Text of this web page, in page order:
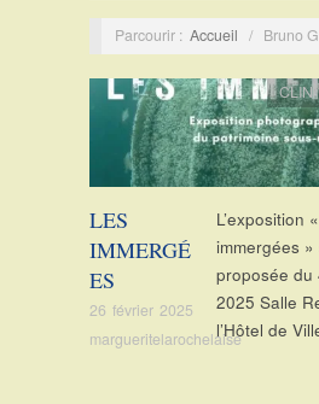
Parcourir : Accueil / Bruno
LES
IMMERGÉ
ES
26 février 2025
margueritelarochelaise
CLIN
L’exposition
immergées
proposée du
2025 Salle
l’Hôtel de